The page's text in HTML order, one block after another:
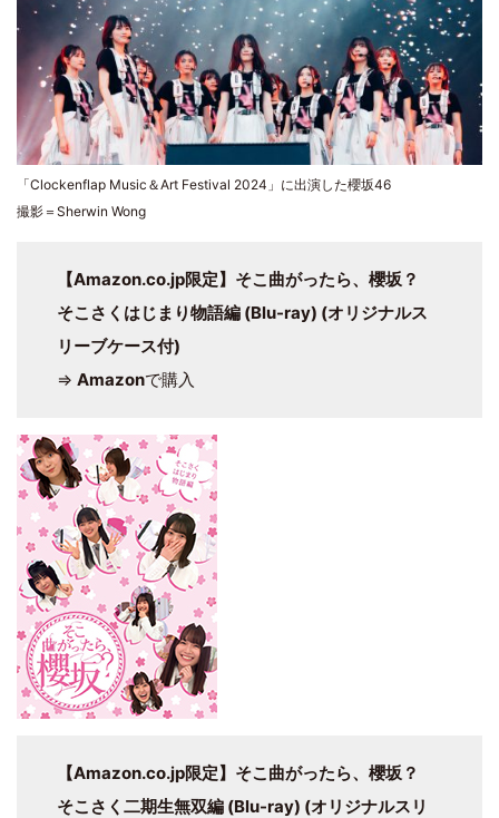
「Clockenflap Music＆Art Festival 2024」に出演した櫻坂46
撮影＝Sherwin Wong
【Amazon.co.jp限定】そこ曲がったら、櫻坂？
そこさくはじまり物語編 (Blu-ray) (オリジナルス
リーブケース付)
⇒ Amazonで購入
【Amazon.co.jp限定】そこ曲がったら、櫻坂？
そこさく二期生無双編 (Blu-ray) (オリジナルスリ